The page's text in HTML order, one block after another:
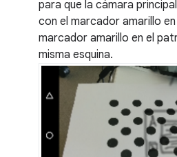
para que la cámara
con el marcador amarillo
marcador amarillo en el
misma esquina.